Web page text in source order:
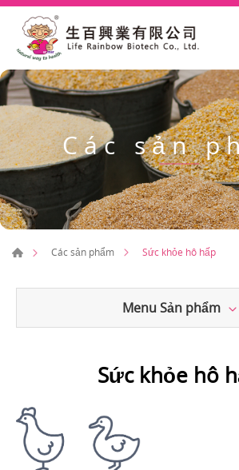
Các sản
Các sản phẩm Sức khỏe hô hấp
Menu Sản phẩm
Sức khỏe hô